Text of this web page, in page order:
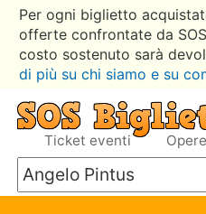
Per ogni biglietto
offerte confrontate da
costo sostenuto sarà
di più su chi siamo e su
Ticket eventi